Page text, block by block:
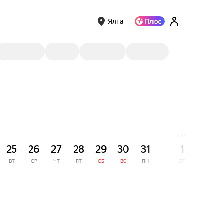
Ялта
25
ВТ
26
СР
27
ЧТ
28
ПТ
29
СБ
30
ВС
31
ПН
1
ВТ